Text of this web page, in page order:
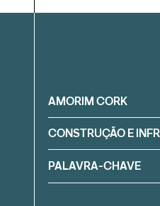
Filtrar
AMORIM CORK
CONSTRUÇÃO E